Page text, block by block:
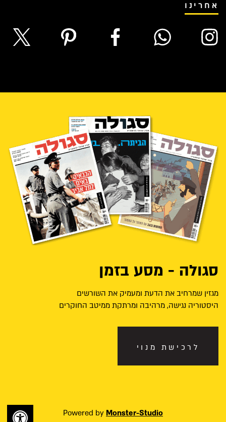
אחרינו
סגולה - מסע בזמן
מגזין שמרחיב את הדעת ומעמיק את השורשים
היסטוריה נגישה, מרהיבה ומרתקת ממיטב החוקרים
לרכישת מנוי
Powered by Monster-Studio